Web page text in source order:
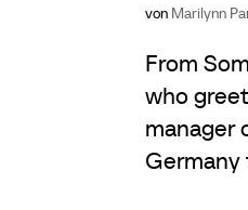
von Marilynn
From
who
manager
Germany